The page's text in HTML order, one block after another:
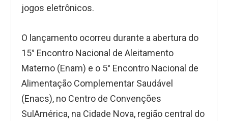
jogos eletrônicos.
O lançamento ocorreu durante a abertura do
15° Encontro Nacional de Aleitamento
Materno (Enam) e o 5° Encontro Nacional de
Alimentação Complementar Saudável
(Enacs), no Centro de Convenções
SulAmérica, na Cidade Nova, região central do